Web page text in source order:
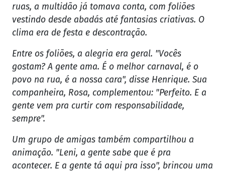
ruas, a multidão já tomava conta, com foliões
vestindo desde abadás até fantasias criativas. O
clima era de festa e descontração.
Entre os foliões, a alegria era geral. "Vocês
gostam? A gente ama. É o melhor carnaval, é o
povo na rua, é a nossa cara", disse Henrique. Sua
companheira, Rosa, complementou: "Perfeito. E a
gente vem pra curtir com responsabilidade,
sempre".
Um grupo de amigas também compartilhou a
animação. "Leni, a gente sabe que é pra
acontecer. E a gente tá aqui pra isso", brincou uma